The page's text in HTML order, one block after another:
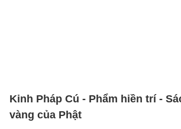
Kinh Pháp Cú - Phẩm hiền trí -
vàng của Phật